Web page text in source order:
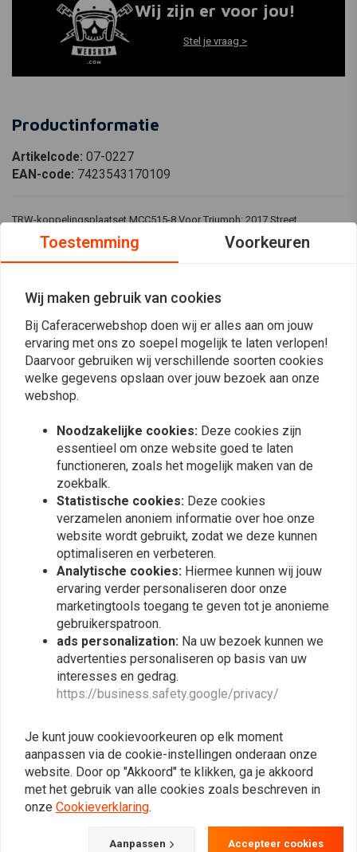
Wij zijn er voor jou!
Stel je vraag >
Productinformatie
Artikelcode: 07-0227
EAN-code: 7423543170109
TRW-koppelingsplaatset MCC515-8 Voor Triumph: 2017 Street
Scrampler; Triumph: Street Twin uit 2016; Triumph: Bonneville Bobber
2017; Triumph: 2016 Thruxon
TRW, ook wel bekend als Lucas, of Lucas TRW, staat voor
kunnen ze hun producten in onze winkels kopen.
TRW is een premium merk dat wij persoonlijk vaak prefereren boven
andere merken als het gaat om koppelings- en remdelen. De prijs is
onze zoekfunctie of gewoon door te bladeren!
BELANGRIJK: de afbeelding is alleen ter indicatie. Om de kit visueel te
controleren, kunt u de website van all balls bezoeken. De gekochte set
past bij uw motorfiets.
Lees meer
Reviews
(0 beoordelingen)
Plaats ook een review
Toestemming Voorkeuren
Wij maken gebruik van cookies
Bij Caferacerwebshop doen wij er alles aan om jouw
ervaring met ons zo soepel mogelijk te laten verlopen!
Daarvoor gebruiken wij verschillende soorten cookies
welke gegevens opslaan over jouw bezoek aan onze
webshop.
Noodzakelijke cookies: Deze cookies zijn
essentieel om onze website goed te laten
functioneren, zoals het mogelijk maken van de
zoekbalk.
Statistische cookies: Deze cookies
verzamelen anoniem informatie over hoe onze
website wordt gebruikt, zodat we deze kunnen
optimaliseren en verbeteren.
Analytische cookies: Hiermee kunnen wij jouw
ervaring verder personaliseren door onze
marketingtools toegang te geven tot je anonieme
gebruikerspatroon.
ads personalization: Na uw bezoek kunnen we
advertenties personaliseren op basis van uw
interesses en gedrag.
https://business.safety.google/privacy/
Je kunt jouw cookievoorkeuren op elk moment
aanpassen via de cookie-instellingen onderaan onze
website. Door op "Akkoord" te klikken, ga je akkoord
met het gebruik van alle cookies zoals beschreven in
onze Cookieverklaring.
Aanpassen Accepteer cookies